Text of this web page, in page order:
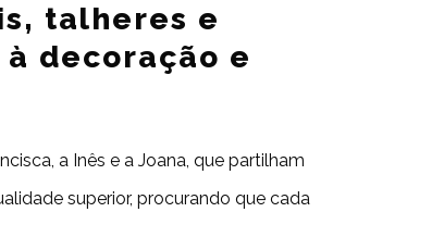
talheres e
decoração e
a Inês e a Joana, que partilham
superior, procurando que cada